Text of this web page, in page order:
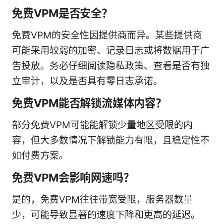
免费VPM是否安全？
免费VPM的安全性因提供商而异。某些提供商
可能采用较弱的加密、记录日志或将数据用于广
告投放。务必仔细阅读隐私政策、查看是否有独
立审计，以及是否具有零日志承诺。
免费VPM能否解锁流媒体内容？
部分免费VPM可能能解锁少量地区受限的内
容，但大多数情况下解锁能力有限，且稳定性不
如付费方案。
免费VPM会影响网速吗？
是的，免费VPM往往带宽受限，服务器数量
少，可能导致显著的速度下降和更高的延迟。